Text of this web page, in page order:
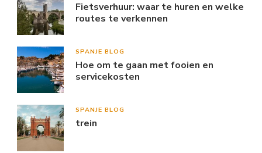
Fietsverhuur: waar te huren en welke
routes te verkennen
SPANJE BLOG
Hoe om te gaan met fooien en
servicekosten
SPANJE BLOG
trein